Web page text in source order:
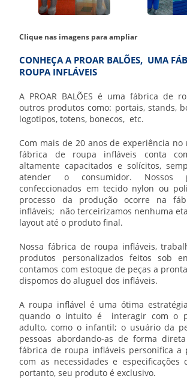
Clique nas imagens para ampliar
CONHEÇA A PROAR BALÕES, UMA
ROUPA INFLÁVEIS
A PROAR BALÕES é uma fábrica de
outros produtos como: portais, stands,
logotipos, totens, bonecos, etc.
Com mais de 20 anos de experiência no
fábrica de roupa infláveis conta
altamente capacitados e solícitos,
atender o consumidor. Nossos
confeccionados em tecido nylon ou
processo da produção ocorre na
infláveis; não terceirizamos nenhuma
layout até o produto final.
Nossafábrica de roupa infláveis,
produtos personalizados feitos sob
contamos com estoque de peças a
dispomos do aluguel dos infláveis.
A roupa inflável é uma ótima
quando o intuito é interagir com o
adulto, como o infantil; o usuário da
pessoas abordando-as de forma
fábrica de roupa infláveis personifica a
com as necessidades e especificações
portanto, seu produto é exclusivo.